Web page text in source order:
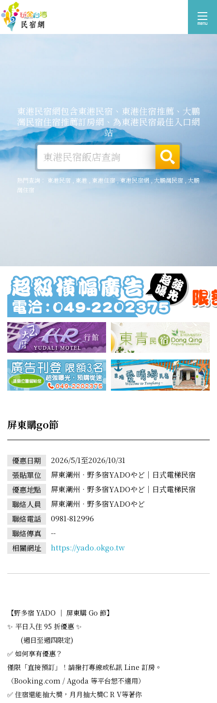
東港民宿網包含東港民宿、東港住宿推薦、大鵬
灣民宿住宿推薦訂房網、為東港民宿最佳入口網
站
熱門查詢： 東港民宿 東港 東港住宿,東港民宿網,大鵬灣民宿 ,大鵬
灣住宿
屏東購go節
優惠日期
2026/5/1至2026/10/31
張貼單位
屏東潮州‧野多宿YADOやど｜日式電梯民宿
優惠地點
屏東潮州‧野多宿YADOやど｜日式電梯民宿
聯絡人員
屏東潮州‧野多宿YADOやど
聯絡電話
0981-812996
聯絡傳真
--
相關網址
https://yado.okgo.tw
【野多宿 YADO ｜ 屏東購 Go 節】
✨ 平日入住 95 折優惠 ✨
(週日至週四限定)
✅ 如何享有優惠？
僅限「直接預訂」！請撥打專線或私訊 Line 訂房。
（Booking.com / Agoda 等平台恕不適用）
✅ 住宿還能抽大獎，月月抽大獎C R V等著你